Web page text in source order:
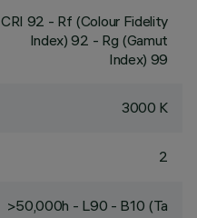
CRI 92 - Rf (Colour Fidelity
Index) 92 - Rg (Gamut
Index) 99
3000 K
2
>50,000h - L90 - B10 (Ta